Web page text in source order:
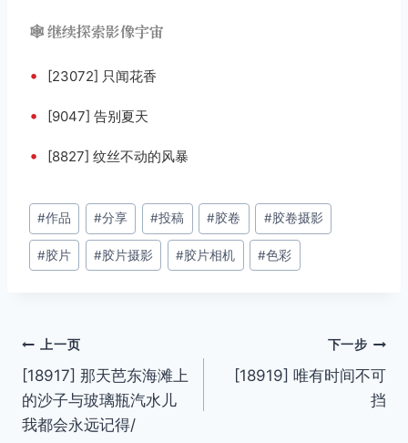
🕸️ 继续探索影像宇宙
• [23072] 只闻花香
• [9047] 告别夏天
• [8827] 纹丝不动的风暴
文
章
标
#作品 #分享 #投稿 #胶卷 #胶卷摄影
#胶片 #胶片摄影 #胶片相机 #色彩
文
章
导
上一页
[18917] 那天芭东海滩上
的沙子与玻璃瓶汽水儿
我都会永远记得/
下一步
[18919] 唯有时间不可
挡